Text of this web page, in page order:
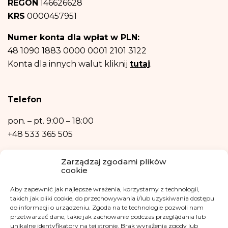
Zarządzaj zgodami plików
cookie
Aby zapewnić jak najlepsze wrażenia, korzystamy z technologii,
takich jak pliki cookie, do przechowywania i/lub uzyskiwania dostępu
do informacji o urządzeniu. Zgoda na te technologie pozwoli nam
przetwarzać dane, takie jak zachowanie podczas przeglądania lub
unikalne identyfikatory na tej stronie. Brak wyrażenia zgody lub
sprzeciwu – rezygnacji z newslettera
Następnie – w niezbędnym zakresie, do realizacji celów wymienionych w
punktach b) oraz c) powyżej.
Posiadasz prawo dostępu do treści swoich danych oraz prawo ich
sprostowania, usunięcia, ograniczenia przetwarzania, prawo do przenoszenia
danych, prawo wniesienia sprzeciwu, prawo do przenoszenia danych.
Ochrony Danych Osobowych, w razie uznania, iż przetwarzanie danych
Podanie danych osobowych jest niezbędne do zrealizowania ww. celów.
również w formie profilowania.
REGON 146626628
KRS 0000457951
Numer konta dla wpłat w PLN:
48 1090 1883 0000 0001 2101 3122
Konta dla innych walut kliknij tutaj.
Telefon
pon. – pt. 9:00 – 18:00
+48 533 365 505
kontakt@fundacjakasisi.pl
Inspektor Danych Osobowych
Klaudia Kwiatkowska